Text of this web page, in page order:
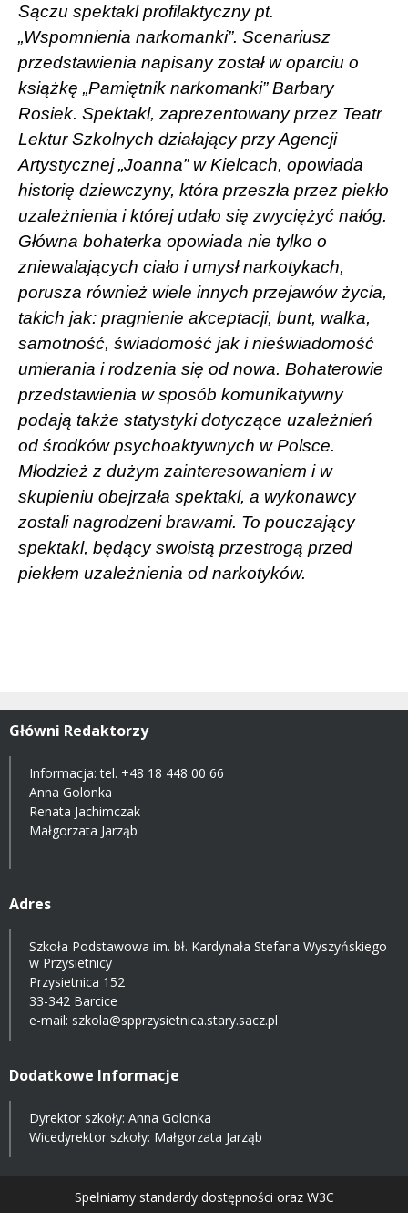
Sączu spektakl profilaktyczny pt.
„Wspomnienia narkomanki”. Scenariusz
przedstawienia napisany został w oparciu o
książkę „Pamiętnik narkomanki” Barbary
Rosiek. Spektakl, zaprezentowany przez Teatr
Lektur Szkolnych działający przy Agencji
Artystycznej „Joanna” w Kielcach, opowiada
historię dziewczyny, która przeszła przez piekło
uzależnienia i której udało się zwyciężyć nałóg.
Główna bohaterka opowiada nie tylko o
zniewalających ciało i umysł narkotykach,
porusza również wiele innych przejawów życia,
takich jak: pragnienie akceptacji, bunt, walka,
samotność, świadomość jak i nieświadomość
umierania i rodzenia się od nowa. Bohaterowie
przedstawienia w sposób komunikatywny
podają także statystyki dotyczące uzależnień
od środków psychoaktywnych w Polsce.
Młodzież z dużym zainteresowaniem i w
skupieniu obejrzała spektakl, a wykonawcy
zostali nagrodzeni brawami. To pouczający
spektakl, będący swoistą przestrogą przed
piekłem uzależnienia od narkotyków.
Główni Redaktorzy
Informacja: tel. +48 18 448 00 66
Anna Golonka
Renata Jachimczak
Małgorzata Jarząb
Adres
Szkoła Podstawowa im. bł. Kardynała Stefana Wyszyńskiego
w Przysietnicy
Przysietnica 152
33-342 Barcice
e-mail: szkola@spprzysietnica.stary.sacz.pl
Dodatkowe Informacje
Dyrektor szkoły: Anna Golonka
Wicedyrektor szkoły: Małgorzata Jarząb
Spełniamy standardy dostępności oraz W3C